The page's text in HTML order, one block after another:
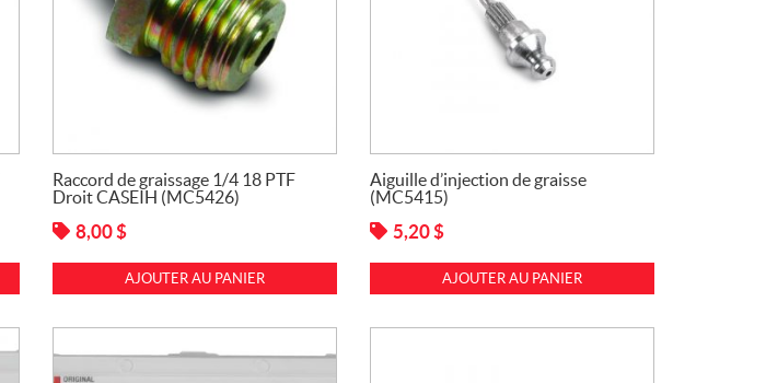
Raccord de graissage 1/4 18 PTF
Droit CASEIH (MC5426)
8,00$
AJOUTER AU PANIER
Aiguille d’injection de graisse
(MC5415)
5,20$
AJOUTER AU PANIER